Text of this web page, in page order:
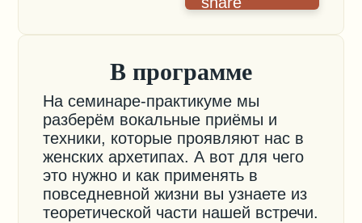
В программе
На семинаре-практикуме мы
разберём вокальные приёмы и
техники, которые проявляют нас в
женских архетипах. А вот для чего
это нужно и как применять в
повседневной жизни вы узнаете из
теоретической части нашей встречи.